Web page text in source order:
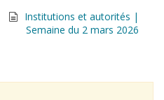
Institutions et autorités |
Semaine du 2 mars 2026